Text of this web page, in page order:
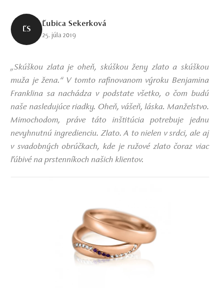
ĽS
Ľubica Sekerková
25. júla 2019
„Skúškou zlata je oheň, skúškou ženy zlato a skúškou
muža je žena.“ V tomto rafinovanom výroku Benjamina
Franklina sa nachádza v podstate všetko, o čom budú
naše nasledujúce riadky. Oheň, vášeň, láska. Manželstvo.
Mimochodom, práve táto inštitúcia potrebuje jednu
nevyhnutnú ingredienciu. Zlato. A to nielen v srdci, ale aj
v svadobných obrúčkach, kde je ružové zlato čoraz viac
ľúbivé na prstenníkoch našich klientov.